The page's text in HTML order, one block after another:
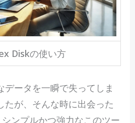
Diskの使い方
データを一瞬で失ってしま
たが、そんな時に出会った
ンプルかつ強力なこのツー